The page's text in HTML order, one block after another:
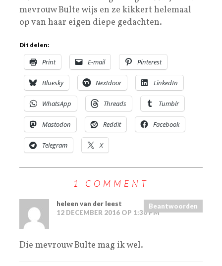
mevrouw Bulte wijs en ze kikkert helemaal
op van haar eigen diepe gedachten.
Dit delen:
Print E-mail Pinterest
Bluesky Nextdoor LinkedIn
WhatsApp Threads Tumblr
Mastodon Reddit Facebook
Telegram X
1 COMMENT
heleen van der leest
12 DECEMBER 2016 OP 1:30 PM
Beantwoorden
Die mevrouw Bulte mag ik wel.